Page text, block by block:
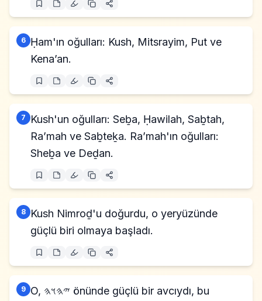
6 Ḥam'ın oğulları: Kush, Mitsrayim, Put ve
Kena’an.
7
Kush'un oğulları: Seḇa, Ḥawilah, Saḇtah,
Ra’mah ve Saḇteḵa. Ra’mah'ın oğulları:
Sheḇa ve Deḏan.
8
Kush Nimroḏ'u doğurdu, o yeryüzünde
güçlü biri olmaya başladı.
9 O, 𐤉𐤄𐤅𐤄 önünde güçlü bir avcıydı, bu